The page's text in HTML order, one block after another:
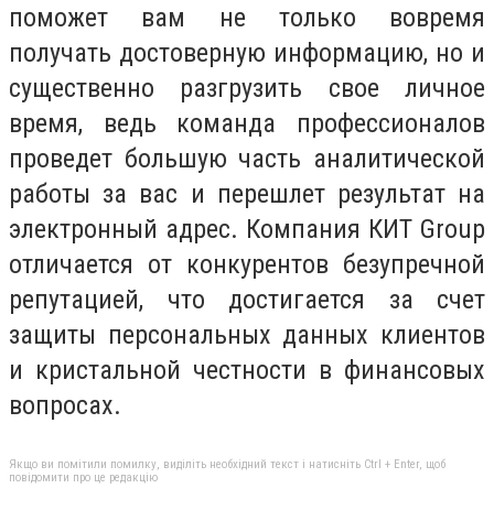
поможет вам не только вовремя
получать достоверную информацию, но и
существенно разгрузить свое личное
время, ведь команда профессионалов
проведет большую часть аналитической
работы за вас и перешлет результат на
электронный адрес. Компания КИТ Group
отличается от конкурентов безупречной
репутацией, что достигается за счет
защиты персональных данных клиентов
и кристальной честности в финансовых
вопросах.
Якщо ви помітили помилку, виділіть необхідний текст і натисніть Ctrl + Enter, щоб
повідомити про це редакцію